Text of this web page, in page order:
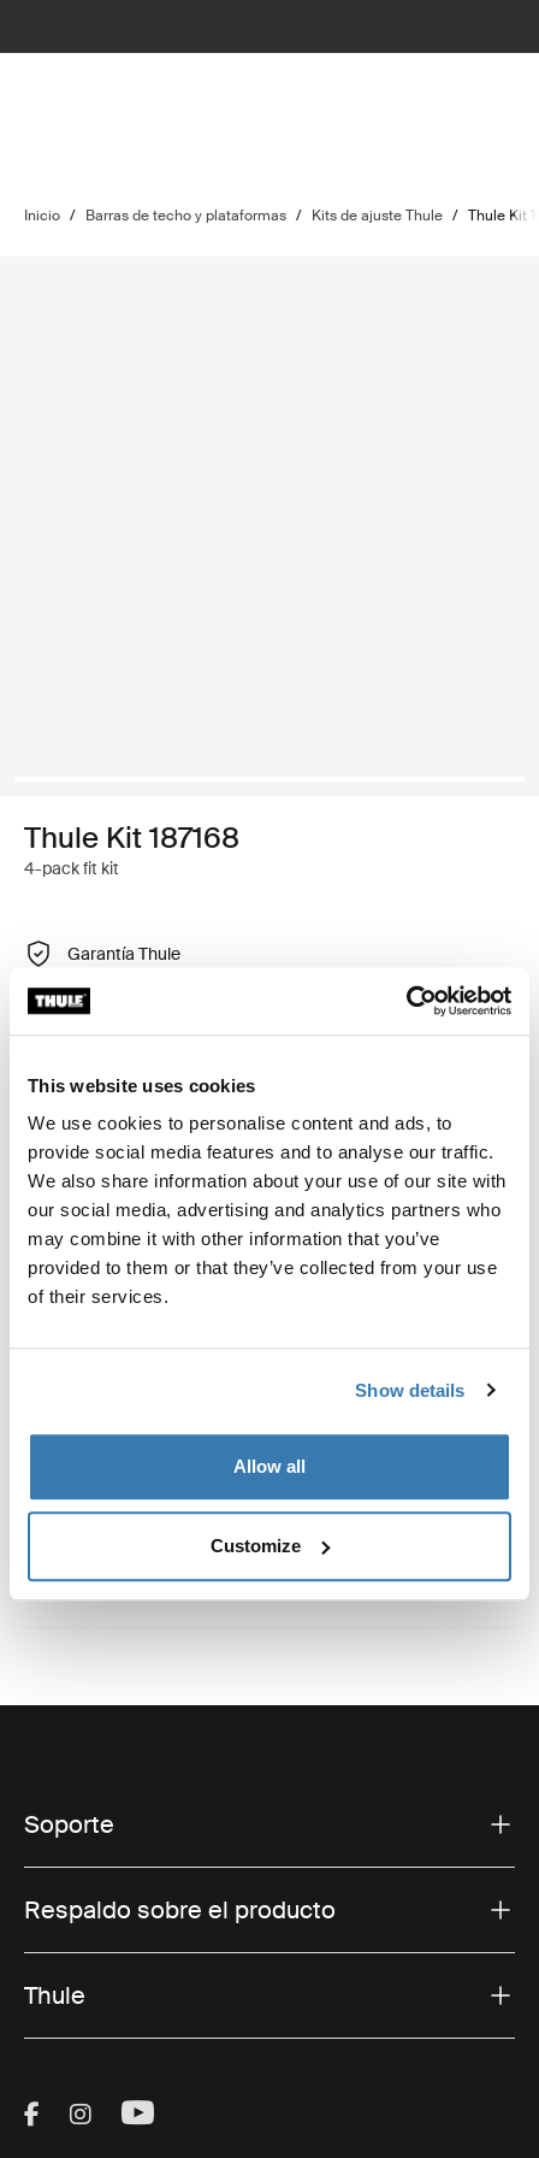
This website uses cookies
We use cookies to personalise content and ads, to
provide social media features and to analyse our traffic.
We also share information about your use of our site with
our social media, advertising and analytics partners who
may combine it with other information that you’ve
provided to them or that they’ve collected from your use
of their services.
Show details
Allow all
Customize
Inicio / Barras de techo y plataformas / Kits de ajuste Thule / Thule Kit
Thule Kit 187168
4-pack fit kit
Garantía Thule
Encontrar en tienda
Kit de ajuste a la medida para montar un sistema de
portaequipajes de techo Thule en vehículos con puntos
de fijación integrados, perfil en T o puntos de fijación
de portaequipajes de instalación personalizada.
Toggle guides and instructions
Soporte
Respaldo sobre el producto
Thule
Visit Thule on Facebook (external link)
Visit Thule on Instagram (external link)
Visit Thule on Youtube (external